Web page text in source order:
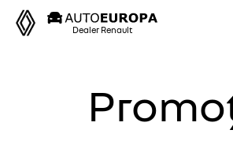
Dealer Renault